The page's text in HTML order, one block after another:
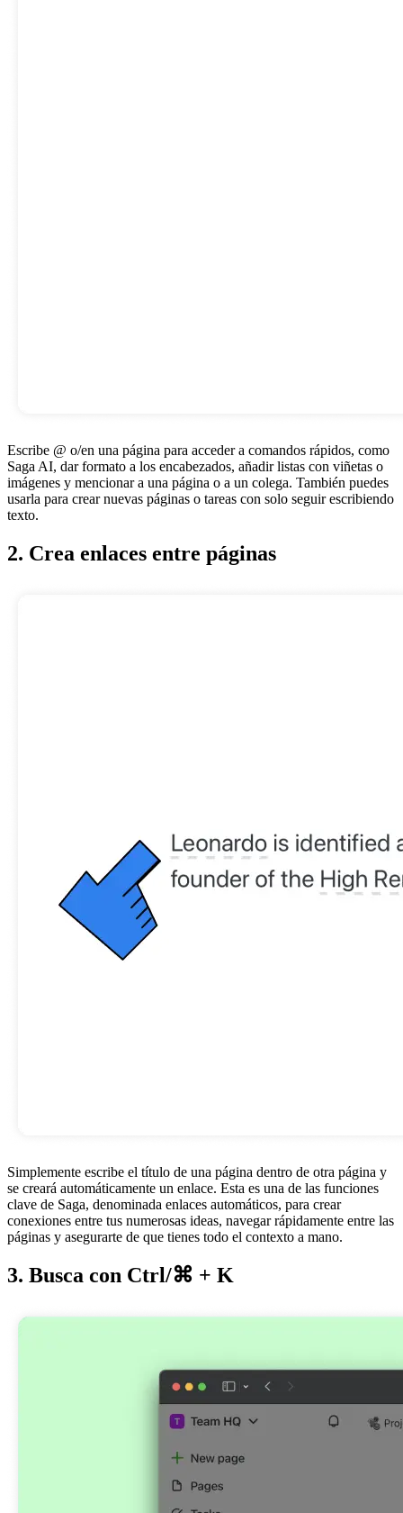
Escribe @ o/en una página para acceder a comandos rápidos, como
Saga AI, dar formato a los encabezados, añadir listas con viñetas o
imágenes y mencionar a una página o a un colega. También puedes
usarla para crear nuevas páginas o tareas con solo seguir escribiendo
texto.
2. Crea enlaces entre páginas
Simplemente escribe el título de una página dentro de otra página y
se creará automáticamente un enlace. Esta es una de las funciones
clave de Saga, denominada enlaces automáticos, para crear
conexiones entre tus numerosas ideas, navegar rápidamente entre las
páginas y asegurarte de que tienes todo el contexto a mano.
3. Busca con Ctrl/⌘ + K